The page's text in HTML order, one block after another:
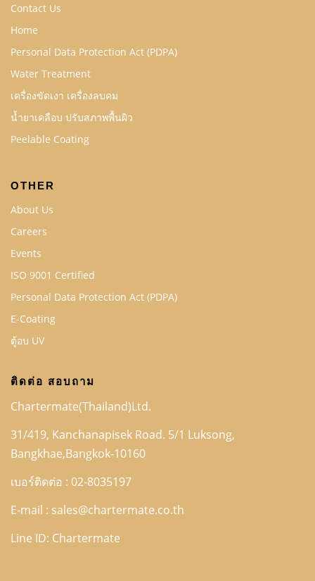
Contact Us
Home
Personal Data Protection Act (PDPA)
Water Treatment
เครื่องขัดเงา เครื่องลบคม
น้ำยาเคลือบ ปรับสภาพพื้นผิว
Peelable Coating
OTHER
About Us
Careers
Events
ISO 9001 Certified
Personal Data Protection Act (PDPA)
E-Coating
ตู้อบ UV
ติดต่อ สอบถาม
Chartermate(Thailand)Ltd.
31/419, Kanchanapisek Road. 5/1 Luksong,
Bangkhae,Bangkok-10160
เบอร์ติดต่อ : 02-8035197
E-mail : sales@chartermate.co.th
Line ID: Chartermate